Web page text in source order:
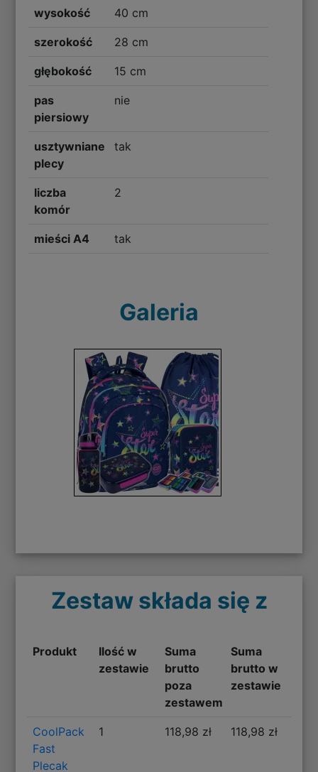
wysokość 40 cm
szerokość 28 cm
głębokość 15 cm
pas
piersiowy
nie
usztywniane
plecy
tak
liczba
komór
2
mieści A4 tak
Galeria
Zestaw składa się z
Produkt
Ilość w
zestawie
Suma
brutto
poza
zestawem
Suma
brutto w
zestawie
CoolPack
Fast
Plecak
1 118,98 zł 118,98 zł